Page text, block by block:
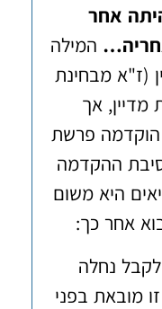
אחר
המילה
(ז"א מבחינת
אך
הוקדמה פרשת
ההקדמה
היא משום
אחר כך:
נחלה
מובאת בפני